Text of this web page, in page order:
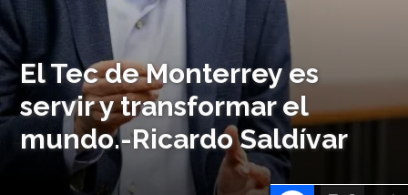
El Tec de Monterrey es
servir y transformar el
mundo.-Ricardo Saldívar
X
Facebook